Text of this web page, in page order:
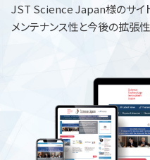
JST Science Japan様のサイ
メンテナンス性と今後の拡張